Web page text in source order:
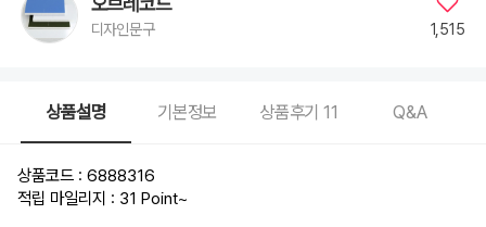
디자인문구 1,515
상품설명 기본정보 상품후기11 Q&A
상품코드 : 6888316
적립 마일리지 : 31 Point~